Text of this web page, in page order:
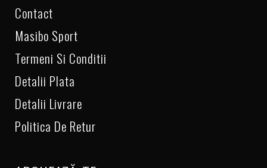
Contact
Masibo Sport
Termeni Si Conditii
Detalii Plata
Detalii Livrare
Politica De Retur